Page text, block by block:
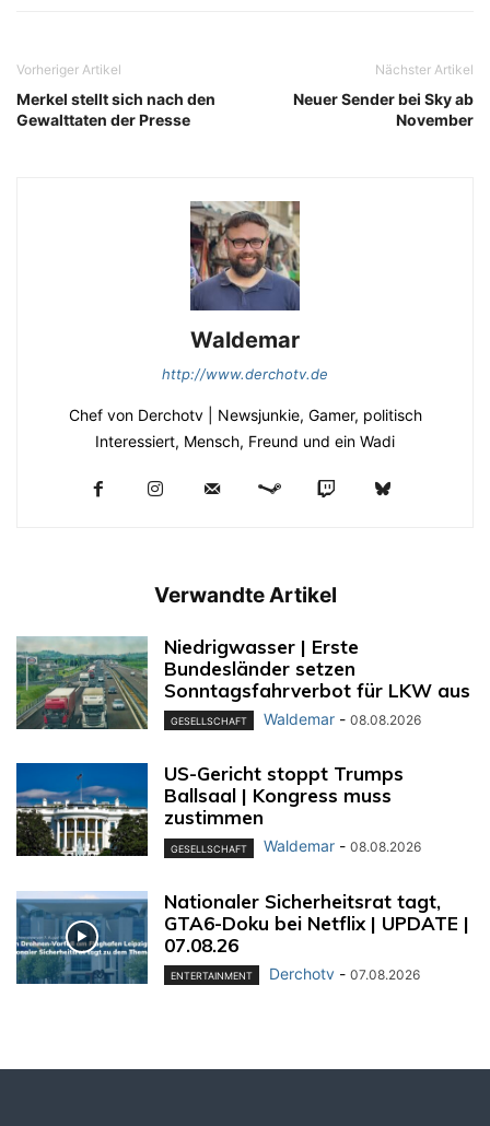
Vorheriger Artikel
Merkel stellt sich nach den
Gewalttaten der Presse
Nächster Artikel
Neuer Sender bei Sky ab
November
Waldemar
http://www.derchotv.de
Chef von Derchotv | Newsjunkie, Gamer, politisch
Interessiert, Mensch, Freund und ein Wadi
Verwandte Artikel
Niedrigwasser | Erste
Bundesländer setzen
Sonntagsfahrverbot für LKW aus
GESELLSCHAFT Waldemar - 08.08.2026
US-Gericht stoppt Trumps
Ballsaal | Kongress muss
zustimmen
GESELLSCHAFT Waldemar - 08.08.2026
Nationaler Sicherheitsrat tagt,
GTA6-Doku bei Netflix | UPDATE |
07.08.26
ENTERTAINMENT Derchotv - 07.08.2026